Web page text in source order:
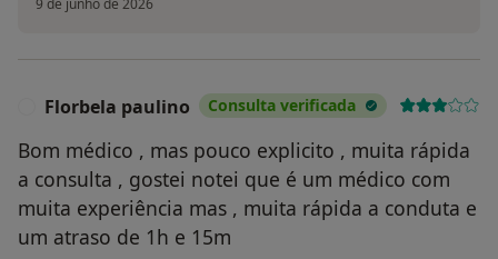
Florbela paulino Consulta verificada
Bom médico , mas pouco explicito , muita rápida
a consulta , gostei notei que é um médico com
muita experiência mas , muita rápida a conduta e
um atraso de 1h e 15m